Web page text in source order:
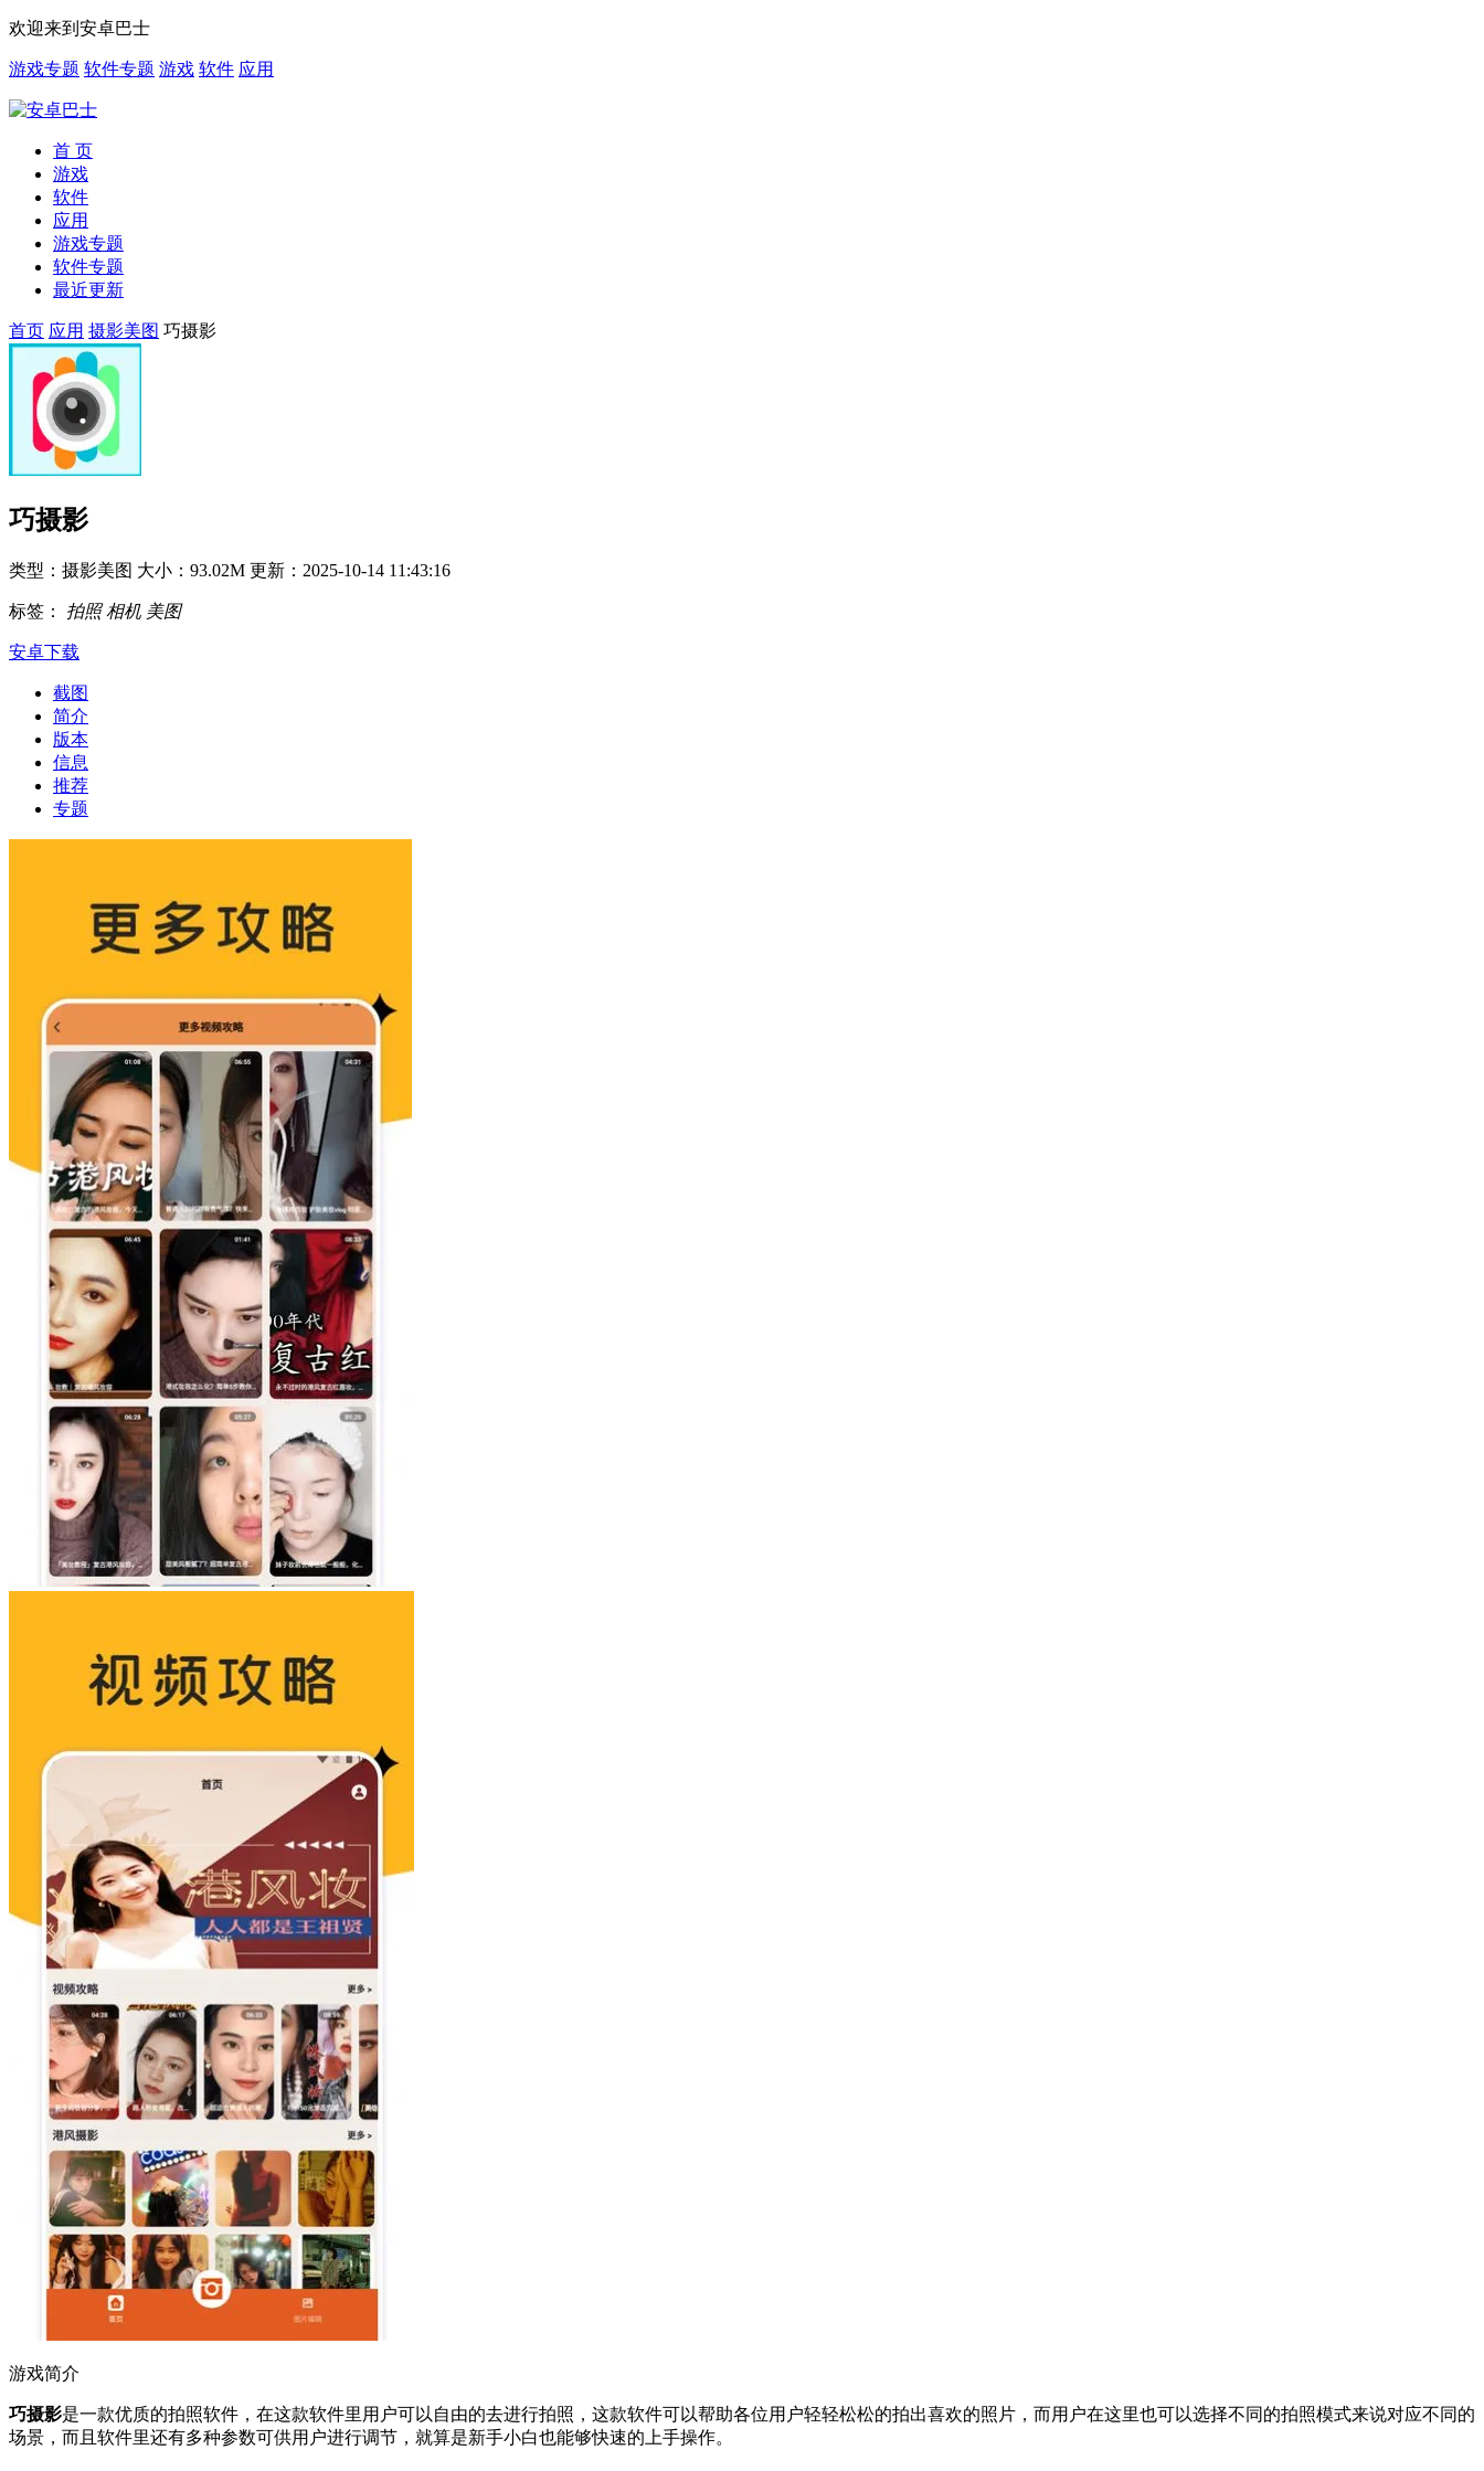
欢迎来到安卓巴士
游戏专题 软件专题 游戏 软件 应用
首 页
游戏
软件
应用
游戏专题
软件专题
最近更新
首页 应用 摄影美图 巧摄影
巧摄影
类型：摄影美图 大小：93.02M 更新：2025-10-14 11:43:16
标签： 拍照 相机 美图
安卓下载
截图
简介
版本
信息
推荐
专题
游戏简介
巧摄影是一款优质的拍照软件，在这款软件里用户可以自由的去进行拍照，这款软件可以帮助各位用户轻轻松松的拍出喜欢的照片，而用户在这里也可以选择不同的拍照模式来说对应不同的
场景，而且软件里还有多种参数可供用户进行调节，就算是新手小白也能够快速的上手操作。